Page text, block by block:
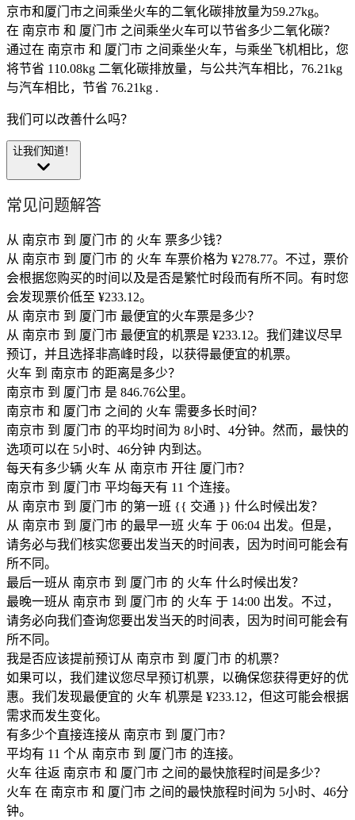
京市和厦门市之间乘坐火车的二氧化碳排放量为59.27kg。
在 南京市 和 厦门市 之间乘坐火车可以节省多少二氧化碳？
通过在 南京市 和 厦门市 之间乘坐火车，与乘坐飞机相比，您
将节省 110.08kg 二氧化碳排放量，与公共汽车相比，76.21kg
与汽车相比，节省 76.21kg .
我们可以改善什么吗？
让我们知道！
常见问题解答
从 南京市 到 厦门市 的 火车 票多少钱？
从 南京市 到 厦门市 的 火车 车票价格为 ¥278.77。不过，票价
会根据您购买的时间以及是否是繁忙时段而有所不同。有时您
会发现票价低至 ¥233.12。
从 南京市 到 厦门市 最便宜的火车票是多少？
从 南京市 到 厦门市 最便宜的机票是 ¥233.12。我们建议尽早
预订，并且选择非高峰时段，以获得最便宜的机票。
火车 到 南京市 的距离是多少？
南京市 到 厦门市 是 846.76公里。
南京市 和 厦门市 之间的 火车 需要多长时间？
南京市 到 厦门市 的平均时间为 8小时、4分钟。然而，最快的
选项可以在 5小时、46分钟 内到达。
每天有多少辆 火车 从 南京市 开往 厦门市？
南京市 到 厦门市 平均每天有 11 个连接。
从 南京市 到 厦门市 的第一班 {{ 交通 }} 什么时候出发？
从 南京市 到 厦门市 的最早一班 火车 于 06:04 出发。但是，
请务必与我们核实您要出发当天的时间表，因为时间可能会有
所不同。
最后一班从 南京市 到 厦门市 的 火车 什么时候出发？
最晚一班从 南京市 到 厦门市 的 火车 于 14:00 出发。不过，
请务必向我们查询您要出发当天的时间表，因为时间可能会有
所不同。
我是否应该提前预订从 南京市 到 厦门市 的机票？
如果可以，我们建议您尽早预订机票，以确保您获得更好的优
惠。我们发现最便宜的 火车 机票是 ¥233.12，但这可能会根据
需求而发生变化。
有多少个直接连接从 南京市 到 厦门市？
平均有 11 个从 南京市 到 厦门市 的连接。
火车 往返 南京市 和 厦门市 之间的最快旅程时间是多少？
火车 在 南京市 和 厦门市 之间的最快旅程时间为 5小时、46分
钟。